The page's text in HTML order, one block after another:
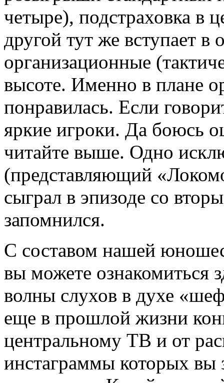
четыре), подстраховка в
другой тут же вступает в
организационные
высоте. Именно в плане
понравилась. Если
яркие игроки. Да боюсь
читайте выше. Одно
(представляющий
сыграл в эпизоде со
запомнился.
С составом нашей
вы можете ознакомиться
волны слухов в духе
еще в прошлой жизни
центральному ТВ и от
инстаграммы которых вы